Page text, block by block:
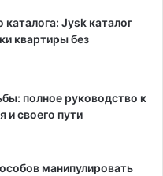
Jysk каталог
квартиры без
полное руководство к
и своего пути
манипулировать